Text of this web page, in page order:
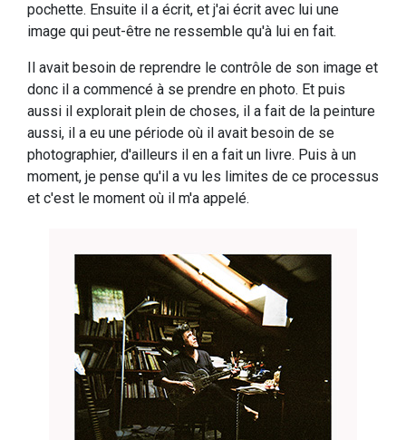
pochette. Ensuite il a écrit, et j'ai écrit avec lui une
image qui peut-être ne ressemble qu'à lui en fait.
Il avait besoin de reprendre le contrôle de son image et
donc il a commencé à se prendre en photo. Et puis
aussi il explorait plein de choses, il a fait de la peinture
aussi, il a eu une période où il avait besoin de se
photographier, d'ailleurs il en a fait un livre. Puis à un
moment, je pense qu'il a vu les limites de ce processus
et c'est le moment où il m'a appelé.